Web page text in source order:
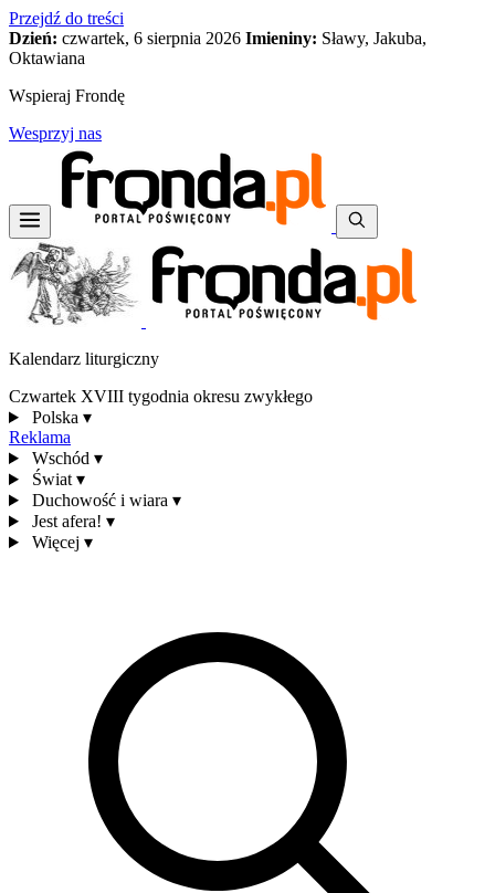
Przejdź do treści
Dzień: czwartek, 6 sierpnia 2026 Imieniny: Sławy, Jakuba,
Oktawiana
Wspieraj Frondę
Wesprzyj nas
Kalendarz liturgiczny
Czwartek XVIII tygodnia okresu zwykłego
Polska ▾
Reklama
Wschód ▾
Świat ▾
Duchowość i wiara ▾
Jest afera! ▾
Więcej ▾